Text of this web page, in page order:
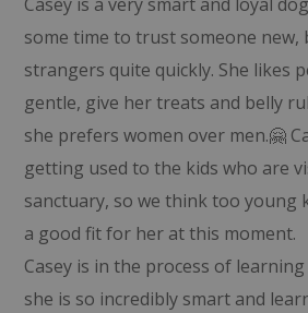
some time to trust someone new,
strangers quite quickly. She likes
gentle, give her treats and belly
she prefers women over men.🤗
getting used to the kids who are
sanctuary, so we think too young
a good fit for her at this moment.
Casey is in the process of
she is so incredibly smart and